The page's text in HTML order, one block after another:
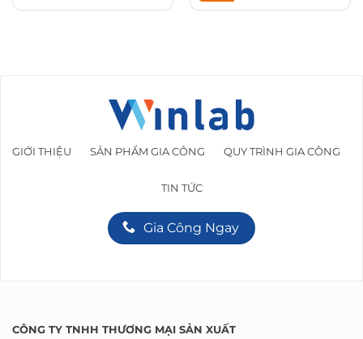
GIỚI THIỆU SẢN PHẨM GIA CÔNG QUY TRÌNH GIA CÔNG
TIN TỨC
Gia Công Ngay
CÔNG TY TNHH THƯƠNG MẠI SẢN XUẤT